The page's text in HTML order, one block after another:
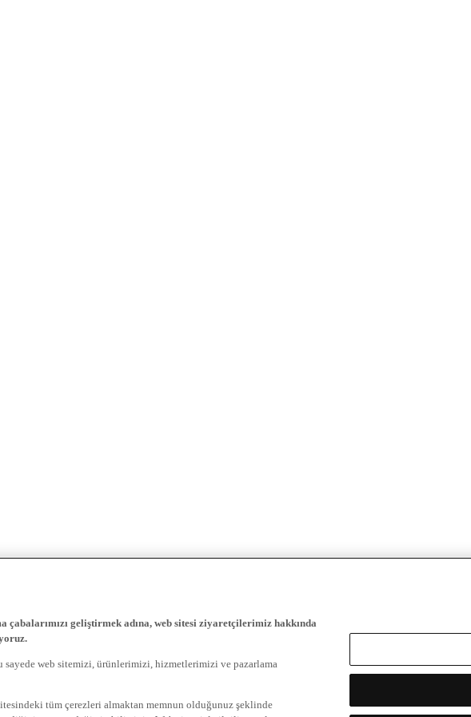
geliştirmek adına, web sitesi ziyaretçilerimiz hakkında
web sitemizi, ürünlerimizi, hizmetlerimizi ve pazarlama
tüm çerezleri almaktan memnun olduğunuz şeklinde